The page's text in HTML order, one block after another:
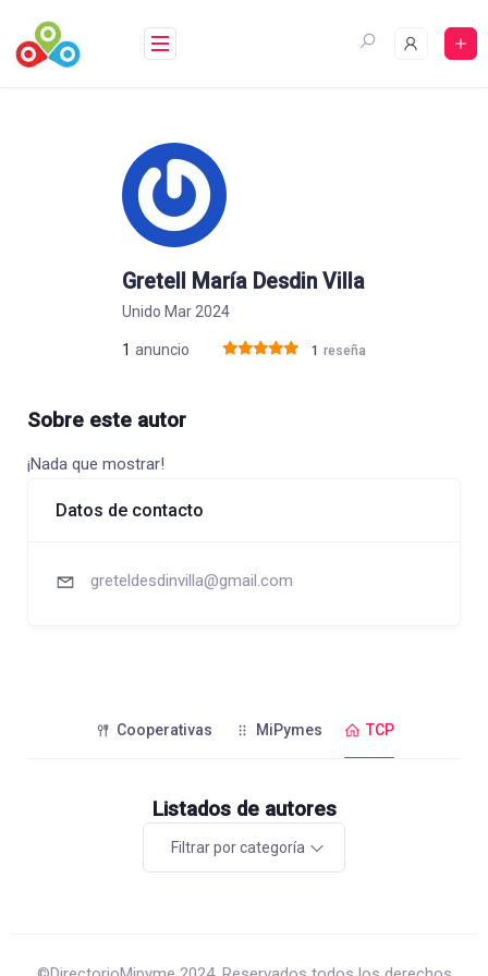
contenido
Gretell María Desdin Villa
Unido Mar 2024
1 anuncio 1 reseña
Sobre este autor
¡Nada que mostrar!
Datos de contacto
greteldesdinvilla@gmail.com
Cooperativas MiPymes TCP
Listados de autores
Filtrar por categoría